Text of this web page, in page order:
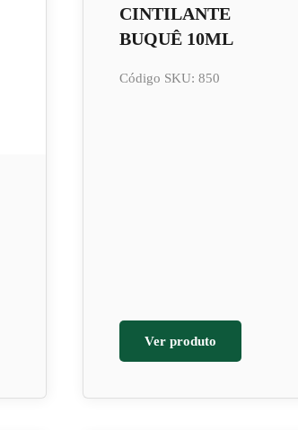
CINTILANTE
BUQUÊ 10ML
Código SKU: 850
Ver produto